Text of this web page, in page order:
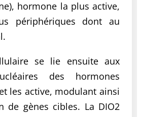
hormone la plus active,
périphériques dont au
se lie ensuite aux
des hormones
les active, modulant ainsi
de gènes cibles. La DIO2